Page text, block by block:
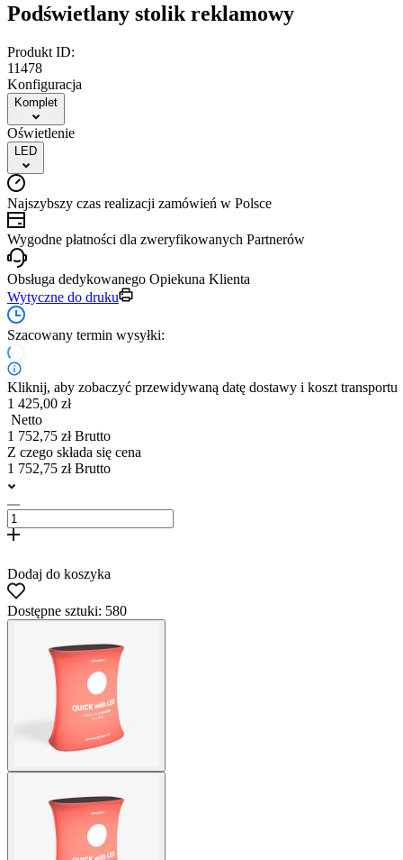
Podświetlany stolik reklamowy
Produkt ID:
11478
Konfiguracja
Komplet
Oświetlenie
LED
Najszybszy czas realizacji zamówień w Polsce
Wygodne płatności dla zweryfikowanych Partnerów
Obsługa dedykowanego Opiekuna Klienta
Wytyczne do druku
Szacowany termin wysyłki:
Kliknij, aby zobaczyć przewidywaną datę dostawy i koszt transportu
1 425,00 zł
Netto
1 752,75 zł Brutto
Z czego składa się cena
1 752,75 zł Brutto
Dodaj do koszyka
Dostępne sztuki: 580